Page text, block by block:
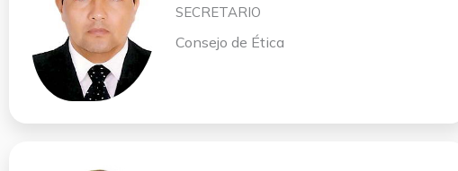
SECRETARIO
Consejo de Ética